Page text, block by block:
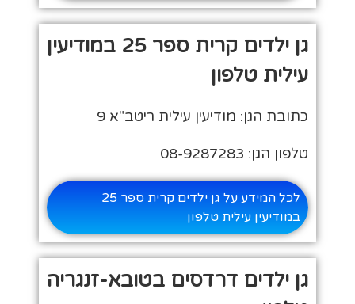
גן ילדים קרית ספר 25 במודיעין
עילית טלפון
כתובת הגן: מודיעין עילית ריטב"א 9
טלפון הגן: 08-9287283
לכל המידע על גן ילדים קרית ספר 25
במודיעין עילית טלפון
גן ילדים דרדסים בטובא-זנגריה